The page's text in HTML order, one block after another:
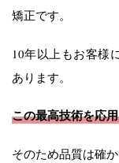
矯正です。
10年以上もお客様
あります。
この最高技術を応
そのため品質は確